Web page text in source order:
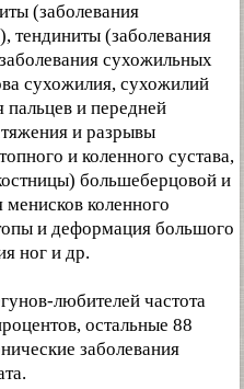
(заболевания
тендиниты (заболевания
сухожильных
сухожилия, сухожилий
пальцев и передней
и разрывы
и коленного сустава,
большеберцовой и
коленного
и деформация большого
ног и др.
любителей частота
остальные 88
заболевания